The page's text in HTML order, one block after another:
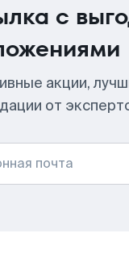
с
акции,
от
почта